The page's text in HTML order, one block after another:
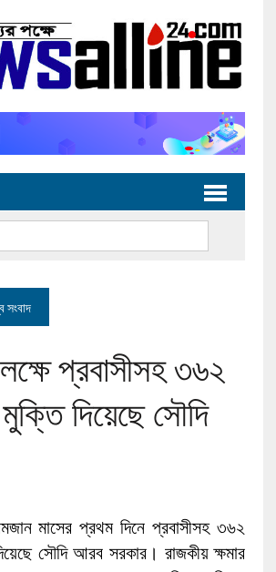
সংবাদ
প্রবাসীসহ ৩৬২
দিয়েছে সৌদি
মাসের প্রথম দিনে প্রবাসীসহ ৩৬২
সৌদি আরব সরকার। রাজকীয় ক্ষমার